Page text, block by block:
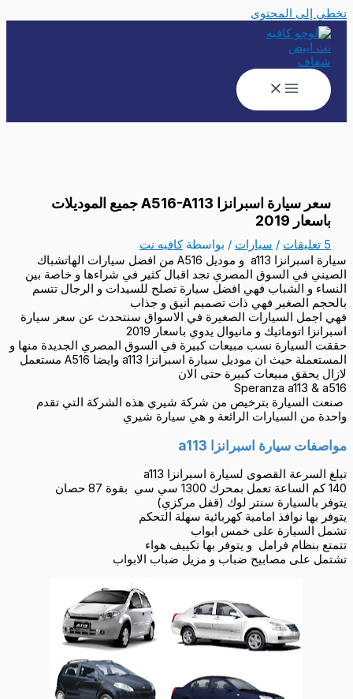
تخطي إلى المحتوى
سعر سيارة اسبرانزا A516-A113 جميع الموديلات
باسعار 2019
5 تعليقات / سيارات / بواسطة كافيه نت
سيارة اسبرانزا a113 و موديل A516 من افضل سيارات الهاتشباك
الصيني في السوق المصري تجد اقبال كثير في شراءها و خاصة بين
النساء و الشباب فهي افضل سيارة تصلح للسيدات و الرجال تتسم
بالحجم الصغير فهي ذات تصميم انيق و جذاب
فهي اجمل السيارات الصغيرة في الاسواق سنتحدث عن سعر سيارة
اسبرانزا اتوماتيك و مانيوال يدوي باسعار 2019
حققت السيارة نسب مبيعات كبيرة في السوق المصري الجديدة منها و
المستعملة حيث ان موديل سيارة اسبرانزا a113 وايضا A516 مستعمل
لازال يحقق مبيعات كبيرة حتى الان
Speranza a113 & a516
صنعت السيارة بترخيص من شركة شيري هذه الشركة التي تقدم
واحدة من السيارات الرائعة و هي سيارة شيري
مواصفات سيارة اسبرانزا a113
تبلغ السرعة القصوى لسيارة اسبرانزا a113
140 كم الساعة تعمل بمحرك 1300 سي سي بقوة 87 حصان
يتوفر بالسيارة سنتر لوك (قفل مركزي)
يتوفر بها نوافذ امامية كهربائية سهلة التحكم
تشمل السيارة على خمس ابواب
تتمتع بنظام فرامل و يتوفر بها تكييف هواء
تشتمل على مصابيح ضباب و مزيل ضباب الابواب